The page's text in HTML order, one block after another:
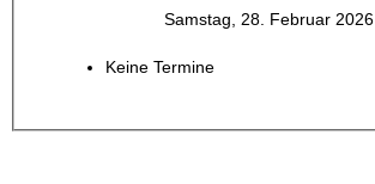
Samstag, 28. Februar 2026
Keine Termine